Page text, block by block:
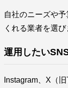
自社のニーズや
くれる業者を選び
運用したい
Instagram、X（